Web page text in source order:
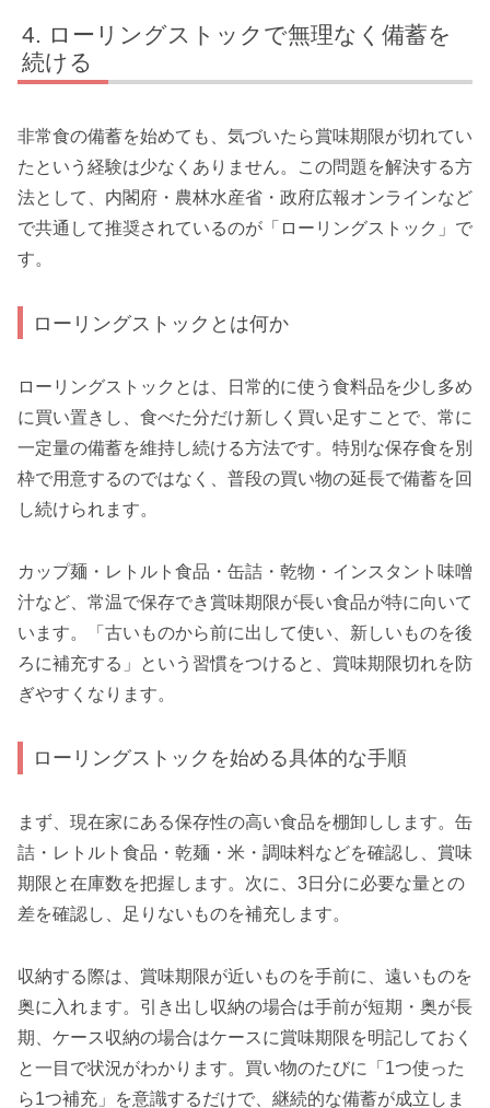
ローリングストックで無理なく備蓄を
続ける
非常食の備蓄を始めても、気づいたら賞味期限が切れてい
たという経験は少なくありません。この問題を解決する方
法として、内閣府・農林水産省・政府広報オンラインなど
で共通して推奨されているのが「ローリングストック」で
す。
ローリングストックとは何か
ローリングストックとは、日常的に使う食料品を少し多め
に買い置きし、食べた分だけ新しく買い足すことで、常に
一定量の備蓄を維持し続ける方法です。特別な保存食を別
枠で用意するのではなく、普段の買い物の延長で備蓄を回
し続けられます。
カップ麺・レトルト食品・缶詰・乾物・インスタント味噌
汁など、常温で保存でき賞味期限が長い食品が特に向いて
います。「古いものから前に出して使い、新しいものを後
ろに補充する」という習慣をつけると、賞味期限切れを防
ぎやすくなります。
ローリングストックを始める具体的な手順
まず、現在家にある保存性の高い食品を棚卸しします。缶
詰・レトルト食品・乾麺・米・調味料などを確認し、賞味
期限と在庫数を把握します。次に、3日分に必要な量との
差を確認し、足りないものを補充します。
収納する際は、賞味期限が近いものを手前に、遠いものを
奥に入れます。引き出し収納の場合は手前が短期・奥が長
期、ケース収納の場合はケースに賞味期限を明記しておく
と一目で状況がわかります。買い物のたびに「1つ使った
ら1つ補充」を意識するだけで、継続的な備蓄が成立しま